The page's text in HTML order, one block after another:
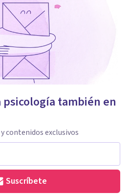
psicología también en
contenidos exclusivos
Suscríbete